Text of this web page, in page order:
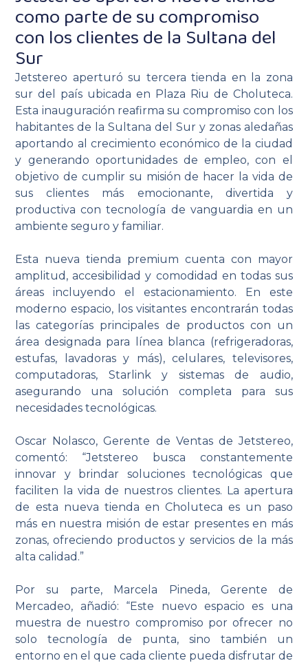
como parte de su compromiso
con los clientes de la Sultana del
Sur
Jetstereo aperturó su tercera tienda en la zona
sur del país ubicada en Plaza Riu de Choluteca.
Esta inauguración reafirma su compromiso con los
habitantes de la Sultana del Sur y zonas aledañas
aportando al crecimiento económico de la ciudad
y generando oportunidades de empleo, con el
objetivo de cumplir su misión de hacer la vida de
sus clientes más emocionante, divertida y
productiva con tecnología de vanguardia en un
ambiente seguro y familiar.
Esta nueva tienda premium cuenta con mayor
amplitud, accesibilidad y comodidad en todas sus
áreas incluyendo el estacionamiento. En este
moderno espacio, los visitantes encontrarán todas
las categorías principales de productos con un
área designada para línea blanca (refrigeradoras,
estufas, lavadoras y más), celulares, televisores,
computadoras, Starlink y sistemas de audio,
asegurando una solución completa para sus
necesidades tecnológicas.
Oscar Nolasco, Gerente de Ventas de Jetstereo,
comentó: “Jetstereo busca constantemente
innovar y brindar soluciones tecnológicas que
faciliten la vida de nuestros clientes. La apertura
de esta nueva tienda en Choluteca es un paso
más en nuestra misión de estar presentes en más
zonas, ofreciendo productos y servicios de la más
alta calidad.”
Por su parte, Marcela Pineda, Gerente de
Mercadeo, añadió: “Este nuevo espacio es una
muestra de nuestro compromiso por ofrecer no
solo tecnología de punta, sino también un
entorno en el que cada cliente pueda disfrutar de